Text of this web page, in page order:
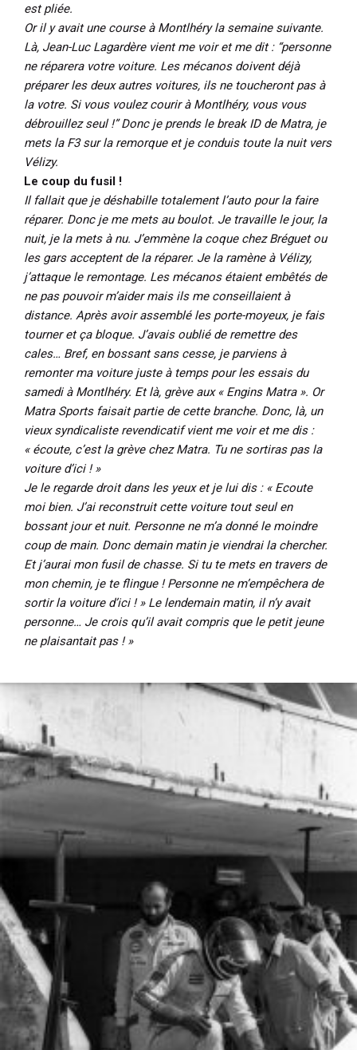
est pliée.
Or il y avait une course à Montlhéry la semaine suivante.
Là, Jean-Luc Lagardère vient me voir et me dit : “personne
ne réparera votre voiture. Les mécanos doivent déjà
préparer les deux autres voitures, ils ne toucheront pas à
la votre. Si vous voulez courir à Montlhéry, vous vous
débrouillez seul !” Donc je prends le break ID de Matra, je
mets la F3 sur la remorque et je conduis toute la nuit vers
Vélizy.
Le coup du fusil !
Il fallait que je déshabille totalement l’auto pour la faire
réparer. Donc je me mets au boulot. Je travaille le jour, la
nuit, je la mets à nu. J’emmène la coque chez Bréguet ou
les gars acceptent de la réparer. Je la ramène à Vélizy,
j’attaque le remontage. Les mécanos étaient embêtés de
ne pas pouvoir m’aider mais ils me conseillaient à
distance. Après avoir assemblé les porte-moyeux, je fais
tourner et ça bloque. J’avais oublié de remettre des
cales… Bref, en bossant sans cesse, je parviens à
remonter ma voiture juste à temps pour les essais du
samedi à Montlhéry. Et là, grève aux « Engins Matra ». Or
Matra Sports faisait partie de cette branche. Donc, là, un
vieux syndicaliste revendicatif vient me voir et me dis :
« écoute, c’est la grève chez Matra. Tu ne sortiras pas la
voiture d’ici ! »
Je le regarde droit dans les yeux et je lui dis : « Ecoute
moi bien. J’ai reconstruit cette voiture tout seul en
bossant jour et nuit. Personne ne m’a donné le moindre
coup de main. Donc demain matin je viendrai la chercher.
Et j’aurai mon fusil de chasse. Si tu te mets en travers de
mon chemin, je te flingue ! Personne ne m’empêchera de
sortir la voiture d’ici ! » Le lendemain matin, il n’y avait
personne… Je crois qu’il avait compris que le petit jeune
ne plaisantait pas ! »